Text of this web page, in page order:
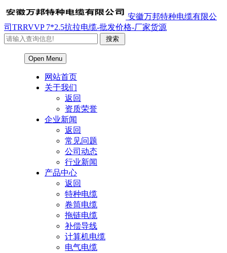
安徽万邦特种电缆有限公
司TRRVVP 7*2.5抗拉电缆-批发价格-厂家货源
Open Menu
网站首页
关于我们
返回
资质荣誉
企业新闻
返回
常见问题
公司动态
行业新闻
产品中心
返回
特种电缆
卷筒电缆
拖链电缆
补偿导线
计算机电缆
电气电缆